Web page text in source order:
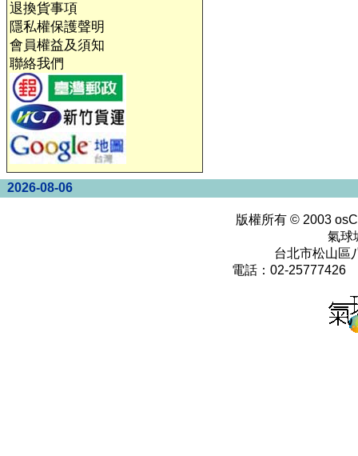
退換貨事項
隱私權保護聲明
會員權益及須知
聯絡我們
2026-08-06
版權所有 © 2003
氣球
台北市松山區
電話：02-25777426